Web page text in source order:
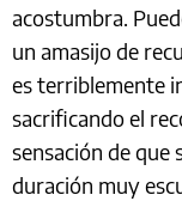
acostumbra.
un amasijo de
es terriblemente
sacrificando el
sensación de
duración muy